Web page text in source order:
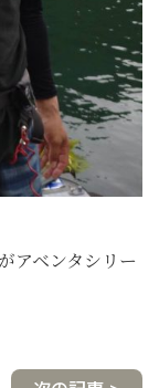
アベンタシリー